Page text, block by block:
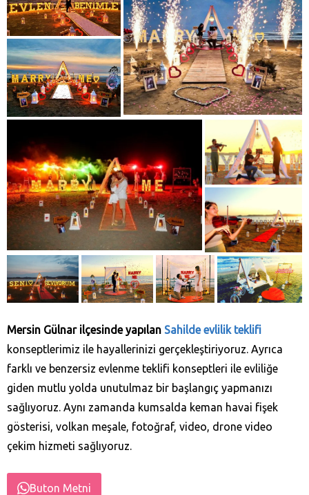
Mersin Gülnar ilçesinde yapılan Sahilde evlilik teklifi
konseptlerimiz ile hayallerinizi gerçekleştiriyoruz. Ayrıca
farklı ve benzersiz evlenme teklifi konseptleri ile evliliğe
giden mutlu yolda unutulmaz bir başlangıç yapmanızı
sağlıyoruz. Aynı zamanda kumsalda keman havai fişek
gösterisi, volkan meşale, fotoğraf, video, drone video
çekim hizmeti sağlıyoruz.
Buton Metni